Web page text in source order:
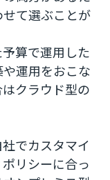
て選ぶことが
算で運用した
運用をおこな
クラウド型の
でカスタマイ
リシーに合っ